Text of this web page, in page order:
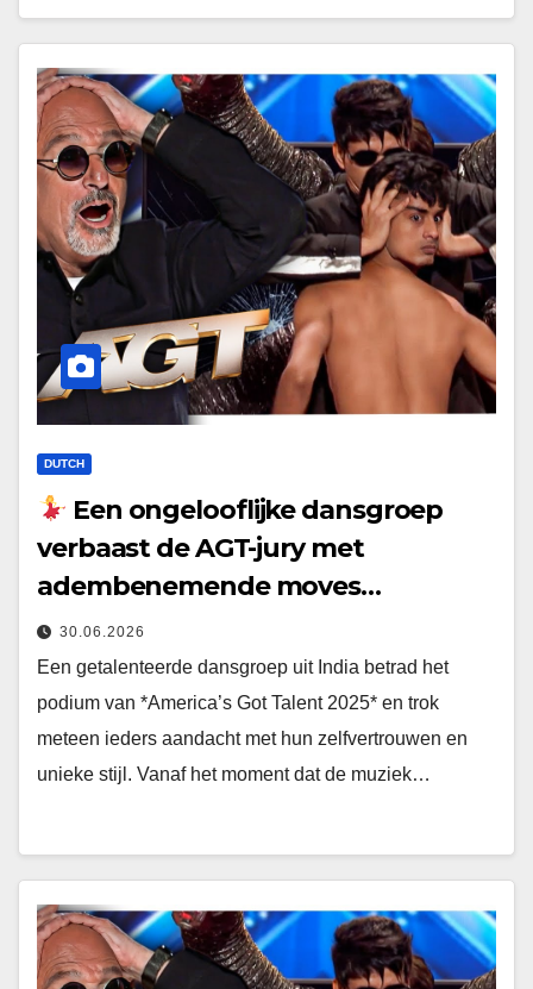
DUTCH
Een ongelooflijke dansgroep
verbaast de AGT-jury met
adembenemende moves…
30.06.2026
Een getalenteerde dansgroep uit India betrad het
podium van *America’s Got Talent 2025* en trok
meteen ieders aandacht met hun zelfvertrouwen en
unieke stijl. Vanaf het moment dat de muziek…